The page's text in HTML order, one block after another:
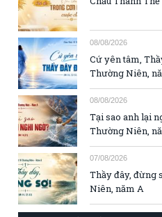
08/08/2026
Cứ yên tâm,
Thường Niên,
08/08/2026
Tại sao anh lại
Thường Niên,
07/08/2026
Thầy đây, đừng
Niên, năm A